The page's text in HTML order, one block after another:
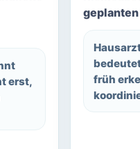
erst,
früh